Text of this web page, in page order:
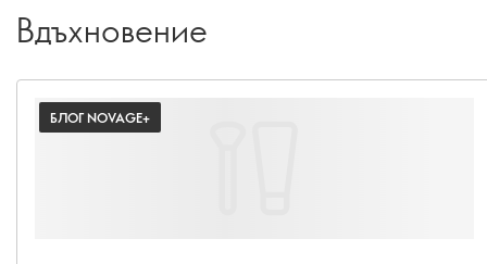
Вдъхновение
БЛОГ NOVAGE+